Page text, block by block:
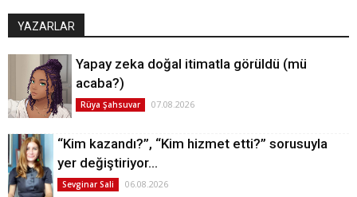
YAZARLAR
Yapay zeka doğal itimatla görüldü (mü
acaba?)
Rüya Şahsuvar 07.08.2026
“Kim kazandı?”, “Kim hizmet etti?” sorusuyla
yer değiştiriyor…
Sevginar Sali 06.08.2026